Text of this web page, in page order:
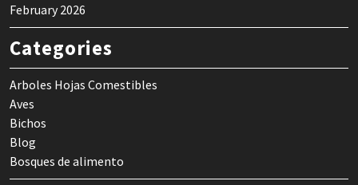
February 2026
Categories
Arboles Hojas Comestibles
Aves
Bichos
Blog
Bosques de alimento